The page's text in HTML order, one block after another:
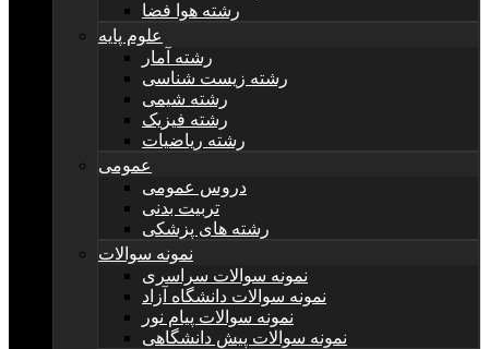
رشته هوا فضا
علوم پایه
رشته آمار
رشته زیست شناسی
رشته شیمی
رشته فیزیک
رشته ریاضیات
عمومی
دروس عمومی
تربیت بدنی
رشته های پزشکی
نمونه سوالات
نمونه سوالات سراسری
نمونه سوالات دانشگاه آزاد
نمونه سوالات پیام نور
نمونه سوالات پیش دانشگاهی